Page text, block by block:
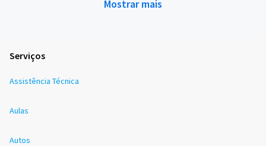
Mostrar mais
Serviços
Assistência Técnica
Aulas
Autos